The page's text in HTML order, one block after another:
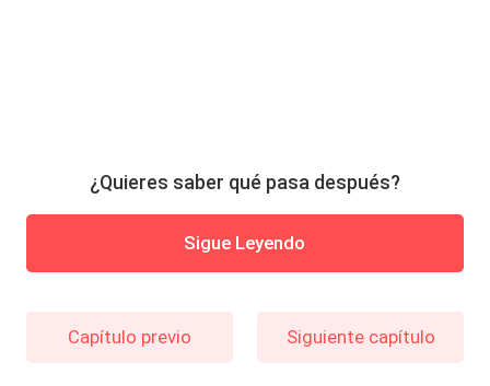
¿Quieres saber qué pasa después?
Sigue Leyendo
Capítulo previo Siguiente capítulo